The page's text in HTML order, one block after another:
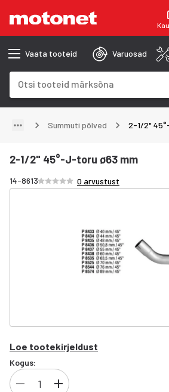
Vaata tooteid Varuosad
Summuti põlved 2-1/2"
2-1/2" 45°-J-toru ø63 mm
14-8613Hinnang /5 tähte
0 arvustust
Loe tootekirjeldust
Kogus: